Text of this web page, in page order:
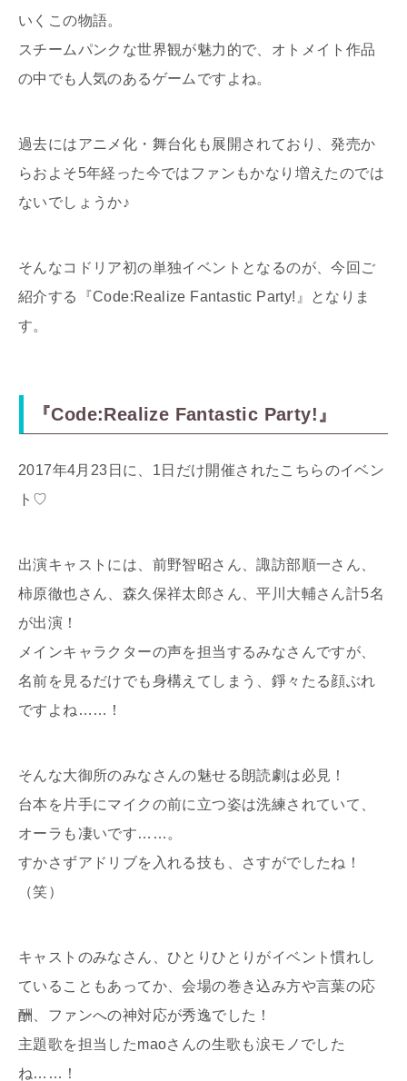
いくこの物語。
スチームパンクな世界観が魅力的で、オトメイト作品
の中でも人気のあるゲームですよね。
過去にはアニメ化・舞台化も展開されており、発売か
らおよそ5年経った今ではファンもかなり増えたのでは
ないでしょうか♪
そんなコドリア初の単独イベントとなるのが、今回ご
紹介する『Code:Realize Fantastic Party!』となりま
す。
『Code:Realize Fantastic Party!』
2017年4月23日に、1日だけ開催されたこちらのイベン
ト♡
出演キャストには、前野智昭さん、諏訪部順一さん、
柿原徹也さん、森久保祥太郎さん、平川大輔さん計5名
が出演！
メインキャラクターの声を担当するみなさんですが、
名前を見るだけでも身構えてしまう、錚々たる顔ぶれ
ですよね……！
そんな大御所のみなさんの魅せる朗読劇は必見！
台本を片手にマイクの前に立つ姿は洗練されていて、
オーラも凄いです……。
すかさずアドリブを入れる技も、さすがでしたね！
（笑）
キャストのみなさん、ひとりひとりがイベント慣れし
ていることもあってか、会場の巻き込み方や言葉の応
酬、ファンへの神対応が秀逸でした！
主題歌を担当したmaoさんの生歌も涙モノでした
ね……！